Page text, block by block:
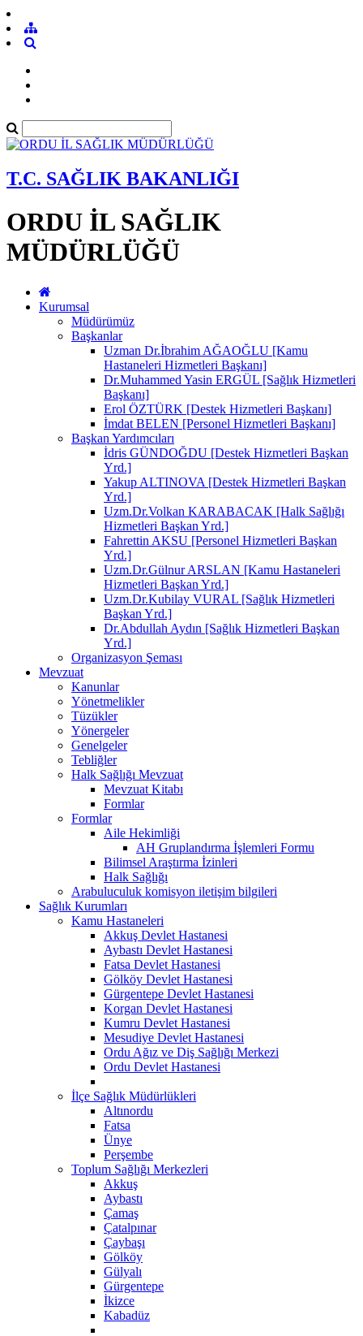
T.C. SAĞLIK BAKANLIĞI
ORDU İL SAĞLIK
MÜDÜRLÜĞÜ
Kurumsal
Müdürümüz
Başkanlar
Uzman Dr.İbrahim AĞAOĞLU [Kamu
Hastaneleri Hizmetleri Başkanı]
Dr.Muhammed Yasin ERGÜL [Sağlık Hizmetleri
Başkanı]
Erol ÖZTÜRK [Destek Hizmetleri Başkanı]
İmdat BELEN [Personel Hizmetleri Başkanı]
Başkan Yardımcıları
İdris GÜNDOĞDU [Destek Hizmetleri Başkan
Yrd.]
Yakup ALTINOVA [Destek Hizmetleri Başkan
Yrd.]
Uzm.Dr.Volkan KARABACAK [Halk Sağlığı
Hizmetleri Başkan Yrd.]
Fahrettin AKSU [Personel Hizmetleri Başkan
Yrd.]
Uzm.Dr.Gülnur ARSLAN [Kamu Hastaneleri
Hizmetleri Başkan Yrd.]
Uzm.Dr.Kubilay VURAL [Sağlık Hizmetleri
Başkan Yrd.]
Dr.Abdullah Aydın [Sağlık Hizmetleri Başkan
Yrd.]
Organizasyon Şeması
Mevzuat
Kanunlar
Yönetmelikler
Tüzükler
Yönergeler
Genelgeler
Tebliğler
Halk Sağlığı Mevzuat
Mevzuat Kitabı
Formlar
Formlar
Aile Hekimliği
AH Gruplandırma İşlemleri Formu
Bilimsel Araştırma İzinleri
Halk Sağlığı
Arabuluculuk komisyon iletişim bilgileri
Sağlık Kurumları
Kamu Hastaneleri
Akkuş Devlet Hastanesi
Aybastı Devlet Hastanesi
Fatsa Devlet Hastanesi
Gölköy Devlet Hastanesi
Gürgentepe Devlet Hastanesi
Korgan Devlet Hastanesi
Kumru Devlet Hastanesi
Mesudiye Devlet Hastanesi
Ordu Ağız ve Diş Sağlığı Merkezi
Ordu Devlet Hastanesi
İlçe Sağlık Müdürlükleri
Altınordu
Fatsa
Ünye
Perşembe
Toplum Sağlığı Merkezleri
Akkuş
Aybastı
Çamaş
Çatalpınar
Çaybaşı
Gölköy
Gülyalı
Gürgentepe
İkizce
Kabadüz